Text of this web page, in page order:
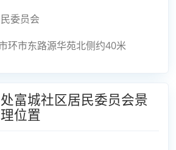
委员会
环市东路源华苑北侧约40米
富城社区居民委员会景
位置